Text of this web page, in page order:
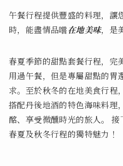
午餐行程提供豐盛的料理，讓
時，能盡情品嚐在地美味，是
春夏季節的甜點套餐行程，完
用過午餐，但是專屬甜點的胃
求。至於秋冬的在地美食行程
搭配丹後地酒的特色海味料理
酩、享受微醺時光的旅人。
春夏及秋冬行程的獨特魅力！